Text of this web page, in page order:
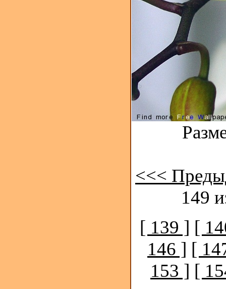
<<<
149
[ 139 ] [
146 ] [
153 ] [